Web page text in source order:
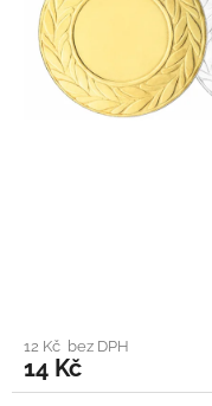
12 Kč bez DPH
14 Kč